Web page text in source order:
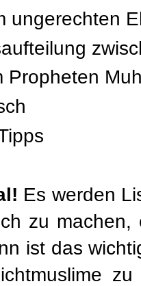
ungerechten
Propheten
Es werden
zu
ist das